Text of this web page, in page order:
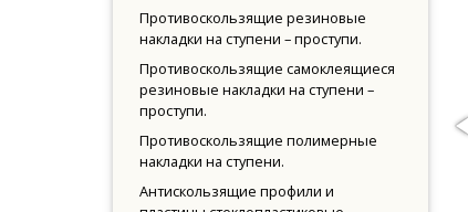
Противоскользящие резиновые
накладки на ступени – проступи.
Противоскользящие самоклеящиеся
резиновые накладки на ступени –
проступи.
Противоскользящие полимерные
накладки на ступени.
Антискользящие профили и